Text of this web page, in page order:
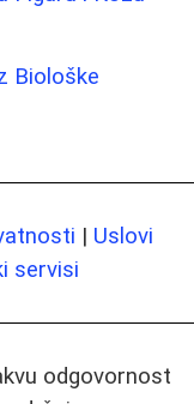
Biološke
| Uslovi
servisi
odgovornost